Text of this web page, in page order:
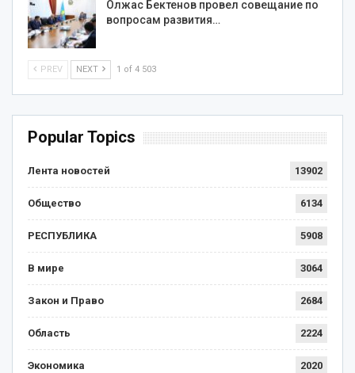
Олжас Бектенов провел совещание по
вопросам развития…
PREV NEXT 1 of 4 503
Popular Topics
Лента новостей 13902
Общество 6134
РЕСПУБЛИКА 5908
В мире 3064
Закон и Право 2684
Область 2224
Экономика 2020